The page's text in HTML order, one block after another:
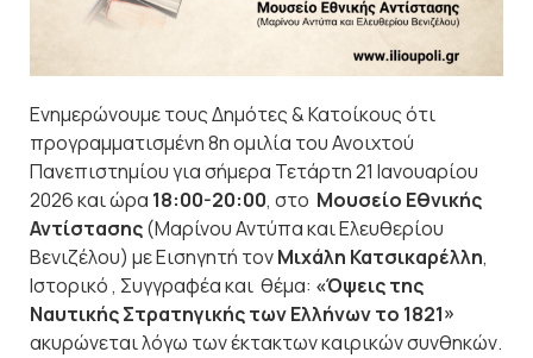
Ενημερώνουμε τους Δημότες & Κατοίκους ότι
προγραμματισμένη8ηομιλία του Ανοιχτού
Πανεπιστημίου για σήμερα Τετάρτη 21 Ιανουαρίου
2026 και ώρα 18:00-20:00, στο Μουσείο Εθνικής
Αντίστασης(Μαρίνου Αντύπα και Ελευθερίου
Βενιζέλου) με Εισηγητή τονΜιχάλη Κατσικαρέλλη,
Ιστορικό , Συγγραφέα και θέμα: «Όψεις της
Ναυτικής Στρατηγικής των Ελλήνων το 1821»
ακυρώνεται λόγω των έκτακτων καιρικών συνθηκών.